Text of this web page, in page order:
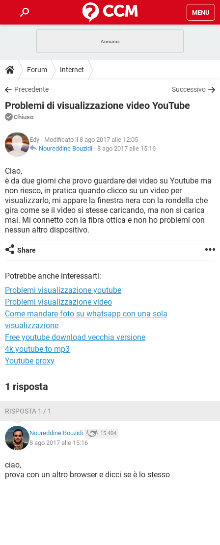
MENU
INTRATTENIMENTO
iOS
INSTAGRAM WHATSAPP
TIKTOK
HARDWARE
GUIDE
COVID-19
iOS
INSTAGRAM
TIKTOK FACEBOOK
DOWNLOAD
COVID-19 GAMING
INTRATTENIMENTO
iOS WINDOWS 10
INSTAGRAM
TIKTOK
HARDWARE
FORUM
COVID-19
INTRATTENIMENTO ANDROID
INSTAGRAM WHATSAPP
TIKTOK FACEBOOK
HARDWARE
GLOSSARIO
COVID-19
INTRATTENIMENTO
iOS WINDOWS 10
INSTAGRAM WHATSAPP
TIKTOK FACEBOOK
Forum Internet
Precedente Successivo
Problemi di visualizzazione video YouTube
Chiuso
Edy - Modificato il 8 ago 2017 alle 12:05
Noureddine Bouzidi - 8 ago 2017 alle 15:16
Ciao,
è da due giorni che provo guardare dei video su Youtube ma
non riesco, in pratica quando clicco su un video per
visualizzarlo, mi appare la finestra nera con la rondella che
gira come se il video si stesse caricando, ma non si carica
mai. Mi connetto con la fibra ottica e non ho problemi con
nessun altro dispositivo.
Share
Potrebbe anche interessarti:
Problemi visualizzazione youtube
Problemi visualizzazione video
Come mandare foto su whatsapp con una sola
visualizzazione
Free youtube download vecchia versione
4k youtube to mp3
Youtube proxy
1 risposta
RISPOSTA 1 / 1
Noureddine Bouzidi 15.404
8 ago 2017 alle 15:16
ciao,
prova con un altro browser e dicci se è lo stesso